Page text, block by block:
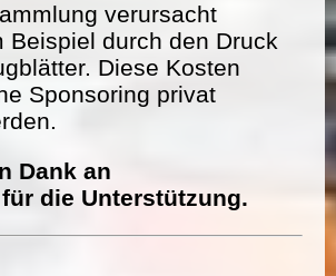
verursacht
Beispiel durch den Druck
Diese Kosten
Sponsoring privat
Dank an
die Unterstützung.